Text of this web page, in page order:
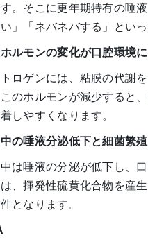
。そこに更年期特有の唾
」「ネバネバする」とい
ルモンの変化が口腔環境
ロゲンには、粘膜の代謝
のホルモンが減少すると
しやすくなります。
の唾液分泌低下と細菌繁
は唾液の分泌が低下し、
、揮発性硫黄化合物を産
となります。